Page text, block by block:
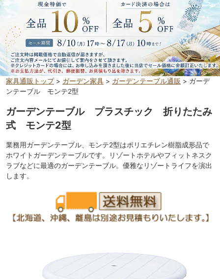
家具通販トップ> ガーデン家具 > ガーデンテーブル通販 > ガーデ
ンテーブル モンテ2型
ガーデンテーブル プラスチック 折りたたみ
式 モンテ2型
業務用ガーデンテーブル、モンテ2型はポリエチレン樹脂成形品で
ホワイトガーデンテーブルです。リゾートホテルやフィットネスク
ラブなどに最適のガーデンテーブル。優雅なリゾートライフを演出
します。